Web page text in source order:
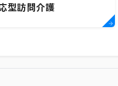
型訪問介護